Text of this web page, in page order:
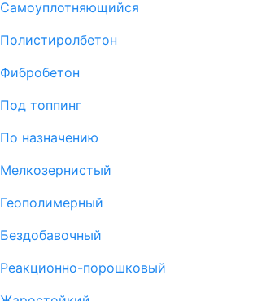
Самоуплотняющийся
Полистиролбетон
Фибробетон
Под топпинг
По назначению
Мелкозернистый
Геополимерный
Бездобавочный
Реакционно-порошковый